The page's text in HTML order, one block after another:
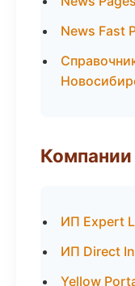
News Fast
ИП Expert
ИП Direct
Yellow